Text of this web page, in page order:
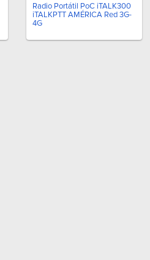
Radio Portátil PoC iTALK300
iTALKPTT AMÉRICA Red 3G-
4G